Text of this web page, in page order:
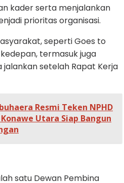
kader serta menjalankan
prioritas organisasi.
seperti Goes to
termasuk juga
setelah Rapat Kerja
Resmi Teken NPHD
Utara Siap Bangun
satu Dewan Pembina